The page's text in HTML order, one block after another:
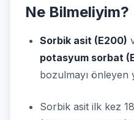
Ne Bilmeliyim?
Sorbik asit (E200)
potasyum sorbat
bozulmayı önleyen
Sorbik asit ilk kez